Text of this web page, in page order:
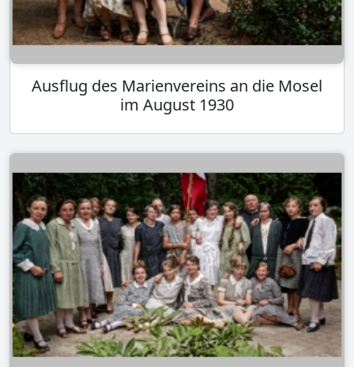
Ausflug des Marienvereins an die Mosel
im August 1930